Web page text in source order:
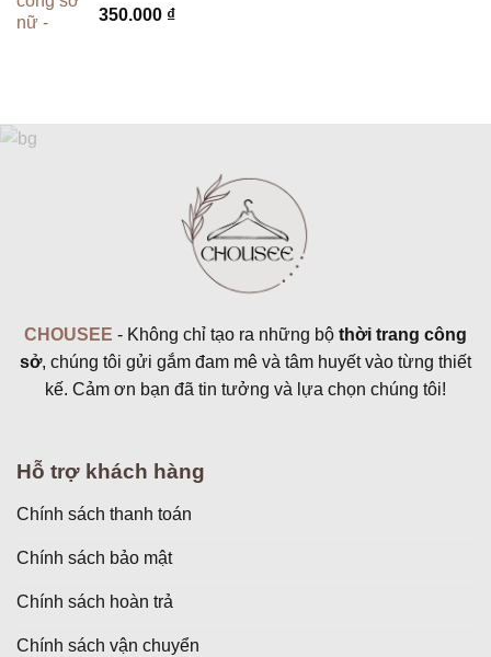
Được xếp
350.000 ₫
CHOUSEE - Không chỉ tạo ra những bộ thời trang công
sở, chúng tôi gửi gắm đam mê và tâm huyết vào từng thiết
kế. Cảm ơn bạn đã tin tưởng và lựa chọn chúng tôi!
Hỗ trợ khách hàng
Chính sách thanh toán
Chính sách bảo mật
Chính sách hoàn trả
Chính sách vận chuyển